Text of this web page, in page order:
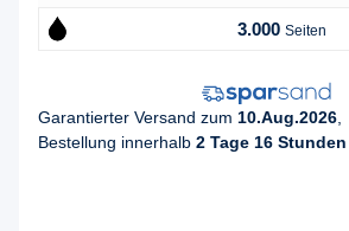
3.000 Seiten
Garantierter Versand zum 10.Aug.2026
Bestellung innerhalb 2 Tage 16